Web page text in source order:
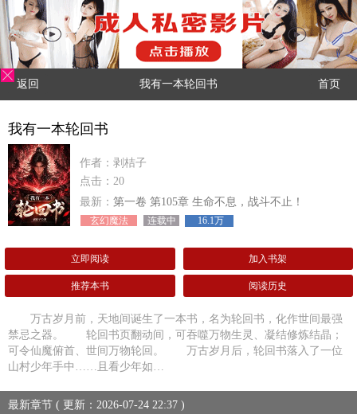
返回 我有一本轮回书 首页
我有一本轮回书
作者：剥桔子
点击：20
最新： 第一卷 第105章 生命不息，战斗不止！
玄幻魔法 连载中 16.1万
立即阅读 加入书架
推荐本书 阅读历史
万古岁月前，天地间诞生了一本书，名为轮回书，化作世间最强
禁忌之器。 轮回书页翻动间，可吞噬万物生灵、凝结修炼结晶；
可令仙魔俯首、世间万物轮回。 万古岁月后，轮回书落入了一位
山村少年手中……且看少年如…
最新章节 ( 更新：2026-07-24 22:37 )